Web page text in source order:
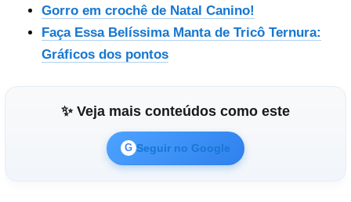
Gorro em crochê de Natal Canino!
Faça Essa Belíssima Manta de Tricô Ternura:
Gráficos dos pontos
✨ Veja mais conteúdos como este
G Seguir no Google